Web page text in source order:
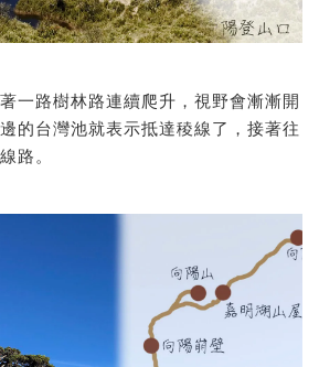
一路樹林路連續爬升，視野會漸漸開
的台灣池就表示抵達稜線了，接著往
路。